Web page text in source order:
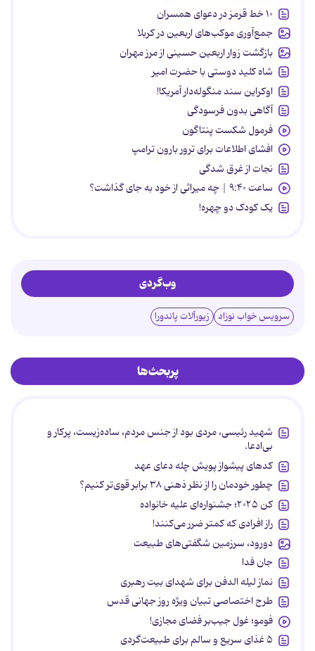
۱۰ خط قرمز در دعوای همسران
جمع‌آوری موکب‌های اربعین در کربلا
بازگشت زوار اربعین حسینی از مرز مهران
شاه کلید دوستی با حضرت امیر
اوکراین سند منگوله‌دار آمریکا!
آگاهی بدون فرسودگی
فرمول شکست پنتاگون
افشای اطلاعات برای ترور بارون ترامپ
نجات از غرق شدگی
ساعت ۹:۴۰ | چه میراثی از خود به جای گذاشت؟
یک کودک دو چهره!
وب‌گردی
سرویس خواب نوزاد زیورآلات پاندورا
پربحث‌ها
شهید رئیسی، مردی بود از جنس مردم، ساده‌زیست، پرکار و
بی‌ادعا.
کدهای پیشواز پویش چله دعای عهد
چطور خودمان را از نظر ذهنی ۳۸ برابر قوی‌تر کنیم؟
کن ۲۰۲۵؛ جشنواره‌ای علیه خانواده
راز افرادی که کمتر ضرر می‌کنند!
دورود، سرزمین شگفتی‌های طبیعت
جان فدا
نماز لیله الدفن برای شهدای بیت رهبری
طرح اختصاصی تبیان ویژه روز جهانی قدس
فومو؛ غول جیب‌بر فضای مجازی!
۵ غذای سریع و سالم برای طبیعت‌گردی